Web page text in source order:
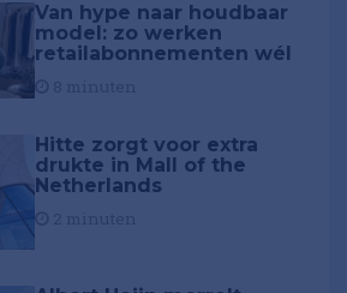
Van hype naar houdbaar
model: zo werken
retailabonnementen wél
Hitte zorgt voor extra
drukte in Mall of the
Netherlands